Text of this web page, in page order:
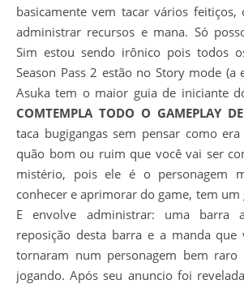
basicamente vem tacar vários
administrar recursos e mana. Só
Sim estou sendo irônico pois todos
Season Pass 2 estão no Story mode (a
Asuka tem o maior guia de iniciante
COMTEMPLA TODO O GAMEPLAY
taca bugigangas sem pensar como
quão bom ou ruim que você vai ser
mistério, pois ele é o personagem
conhecer e aprimorar do game, tem
E envolve administrar: uma barra
reposição desta barra e a manda
tornaram num personagem bem raro
jogando. Após seu anuncio foi